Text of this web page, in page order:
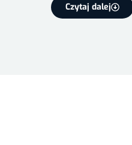
Czytaj dalej